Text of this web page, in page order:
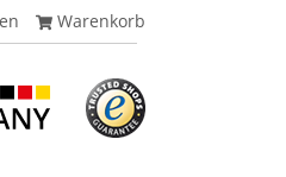
Warenkorb